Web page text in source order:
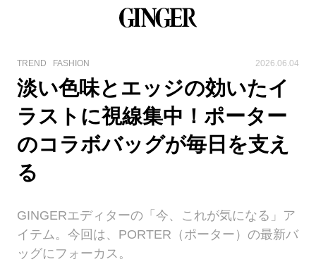
TREND FASHION 2026.06.04
淡い色味とエッジの効いたイ
ラストに視線集中！ポーター
のコラボバッグが毎日を支え
る
GINGERエディターの「今、これが気になる」ア
イテム。今回は、PORTER（ポーター）の最新バ
ッグにフォーカス。